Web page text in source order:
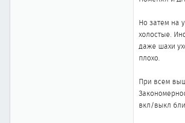
Но затем на
холостые.
даже шахи
плохо.
При всем
вкл/выкл